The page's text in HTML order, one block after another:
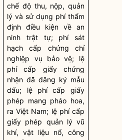
chế độ thu, nộp, quản
lý và sử dụng phí thẩm
định điều kiện về an
ninh trật tự; phí sát
hạch cấp chứng chỉ
nghiệp vụ bảo vệ; lệ
phí cấp giấy chứng
nhận đã đăng ký mẫu
dấu; lệ phí cấp giấy
phép mang pháo hoa,
ra Việt Nam; lệ phí cấp
giấy phép quản lý vũ
khí, vật liệu nổ, công